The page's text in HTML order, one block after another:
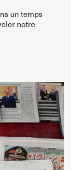
un temps
notre